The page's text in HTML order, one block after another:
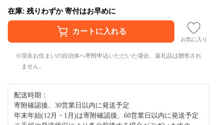
在庫: 残りわずか 寄付はお早めに
お気に入り
現在お住まいの自治体へ寄附申込いただいた場合、返礼品は贈答され
ません。
配送時期：
寄附確認後、30営業日以内に発送予定
年末年始(12月・1月)は寄附確認後、60営業日以内に発送予定